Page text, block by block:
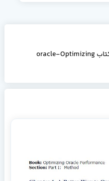
دانلود کتاب اوراکل-دانلود کتاب oracle-Optimizing